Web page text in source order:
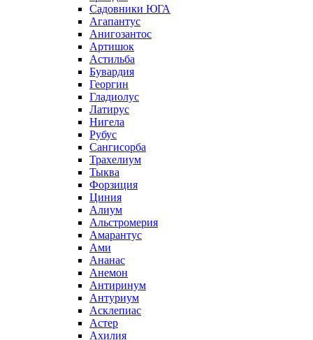
Садовники ЮГА
Агапантус
Анигозантос
Артишок
Астильба
Бувардия
Георгин
Гладиолус
Латирус
Нигела
Рубус
Сангисорба
Трахелиум
Тыква
Форзиция
Циния
Алиум
Альстромерия
Амарантус
Ами
Ананас
Анемон
Антиринум
Антуриум
Асклепиас
Астер
Ахилия